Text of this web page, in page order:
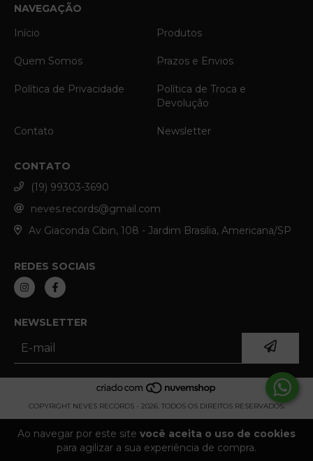
Ao navegar por este site você aceita o uso de cookies
para agilizar a sua experiência de compra.
NAVEGAÇÃO
Início
Produtos
Quem Somos Prazos e Envios
Política de Privacidade
Política de Troca e
Devolução
Contato Newsletter
CONTATO
(19) 99303-3690
neves.records@gmail.com
Av Giaconda Cibin, 108 - Jardim Brasilia, Americana/SP
REDES SOCIAIS
NEWSLETTER
COPYRIGHT NEVES RECORDS - 2026. TODOS OS DIREITOS RESERVADOS.